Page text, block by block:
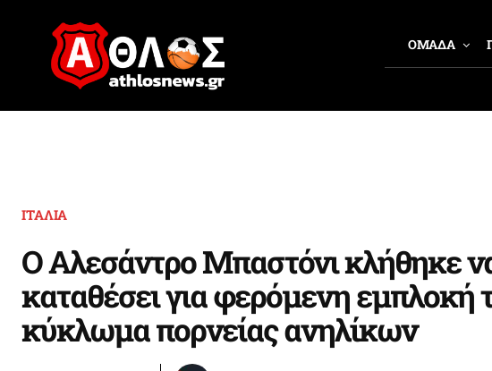
ΟΜΑΔΑ
ΙΤΑΛΙΑ
Ο Αλεσάντρο Μπαστόνι κλήθηκε
καταθέσει για φερόμενη εμπλοκή
κύκλωμα πορνείας ανηλίκων